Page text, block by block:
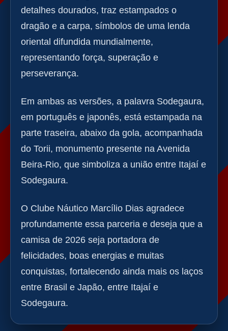
detalhes dourados, traz estampados o
dragão e a carpa, símbolos de uma lenda
oriental difundida mundialmente,
representando força, superação e
perseverança.
Em ambas as versões, a palavra Sodegaura,
em português e japonês, está estampada na
parte traseira, abaixo da gola, acompanhada
do Torii, monumento presente na Avenida
Beira-Rio, que simboliza a união entre Itajaí e
Sodegaura.
O Clube Náutico Marcílio Dias agradece
profundamente essa parceria e deseja que a
camisa de 2026 seja portadora de
felicidades, boas energias e muitas
conquistas, fortalecendo ainda mais os laços
entre Brasil e Japão, entre Itajaí e
Sodegaura.